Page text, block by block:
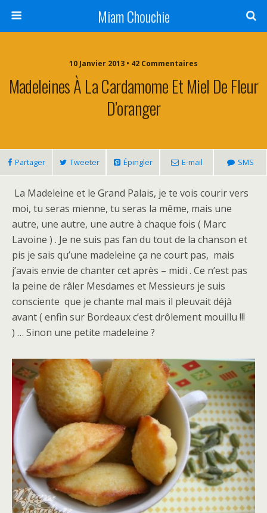
Miam Chouchie
10 Janvier 2013 • 42 Commentaires
Madeleines À La Cardamome Et Miel De Fleur
D’oranger
Partager Tweeter Épingler E-mail SMS
La Madeleine et le Grand Palais, je te vois courir vers
moi, tu seras mienne, tu seras la même, mais une
autre, une autre, une autre à chaque fois ( Marc
Lavoine ) . Je ne suis pas fan du tout de la chanson et
pis je sais qu’une madeleine ça ne court pas, mais
j’avais envie de chanter cet après – midi . Ce n’est pas
la peine de râler Mesdames et Messieurs je suis
consciente que je chante mal mais il pleuvait déjà
avant ( enfin sur Bordeaux c’est drôlement mouillu !!!
) … Sinon une petite madeleine ?